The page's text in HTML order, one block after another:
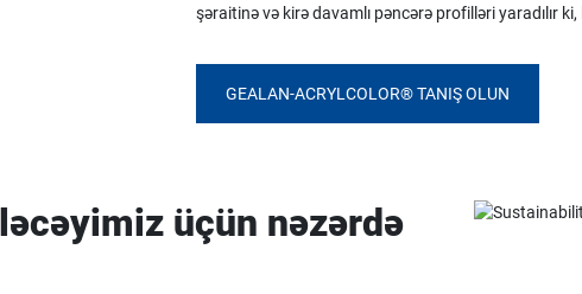
şəraitinə və kirə davamlı pəncərə profilləri yaradılır
GEALAN-ACRYLCOLOR® TANIŞ OLUN
üçün nəzərdə